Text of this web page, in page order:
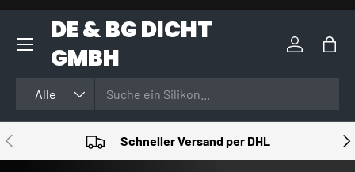
DIREKT ZUM INHALT
DE & BG DICHT
GMBH
Alle
Einloggen
VORHERIGE Schneller Versand per DHL